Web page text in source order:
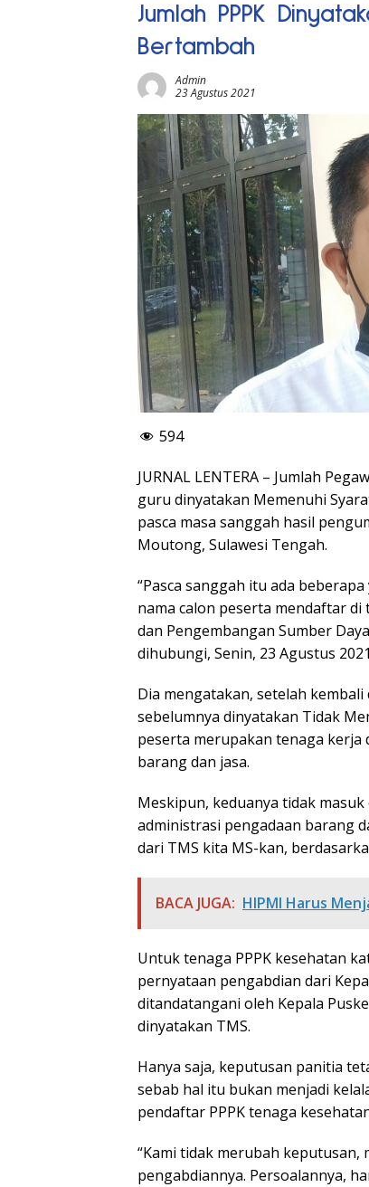
Jumlah PPPK
Bertambah
Admin
23 Agustus 2021
594
JURNAL LENTERA – Jumlah
guru dinyatakan Memenuhi
pasca masa sanggah hasil
Moutong, Sulawesi Tengah.
“Pasca sanggah itu ada
nama calon peserta mendaftar di
dan Pengembangan Sumber
dihubungi, Senin, 23 Agustus
Dia mengatakan, setelah
sebelumnya dinyatakan Tidak
peserta merupakan tenaga kerja
barang dan jasa.
Meskipun, keduanya tidak
administrasi pengadaan barang
dari TMS kita MS-kan,
BACA JUGA: HIPMI Harus
Untuk tenaga PPPK kesehatan
pernyataan pengabdian dari
ditandatangani oleh Kepala
dinyatakan TMS.
Hanya saja, keputusan panitia
sebab hal itu bukan menjadi
pendaftar PPPK tenaga
“Kami tidak merubah
pengabdiannya. Persoalannya,